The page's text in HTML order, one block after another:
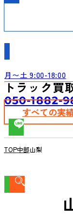
月〜土 9:00-18:00
050-1882-
トラック買
すべての実
TOP中部山梨